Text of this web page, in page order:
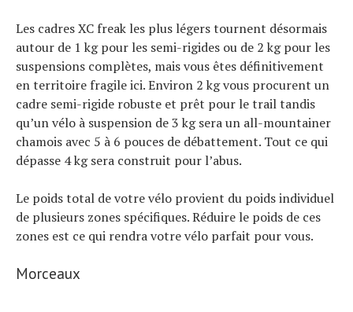
Les cadres XC freak les plus légers tournent désormais
autour de 1 kg pour les semi-rigides ou de 2 kg pour les
suspensions complètes, mais vous êtes définitivement
en territoire fragile ici. Environ 2 kg vous procurent un
cadre semi-rigide robuste et prêt pour le trail tandis
qu’un vélo à suspension de 3 kg sera un all-mountainer
chamois avec 5 à 6 pouces de débattement. Tout ce qui
dépasse 4 kg sera construit pour l’abus.
Le poids total de votre vélo provient du poids individuel
de plusieurs zones spécifiques. Réduire le poids de ces
zones est ce qui rendra votre vélo parfait pour vous.
Morceaux